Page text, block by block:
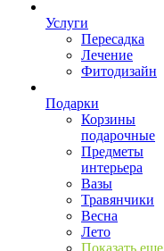
Услуги
Пересадка
Лечение
Фитодизайн
Подарки
Корзины
подарочные
Предметы
интерьера
Вазы
Травянчики
Весна
Лето